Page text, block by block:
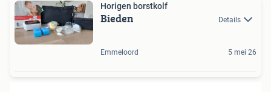
Horigen borstkolf
Bieden Details
Emmeloord 5 mei 26